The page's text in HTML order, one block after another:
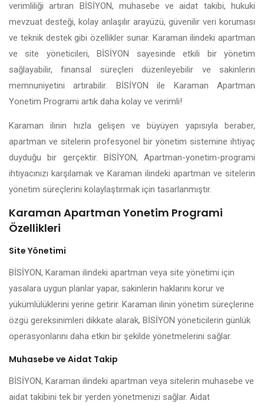
verimliliği artıran BİSİYON, muhasebe ve aidat takibi, hukuki
mevzuat desteği, kolay anlaşılır arayüzü, güvenilir veri koruması
ve teknik destek gibi özellikler sunar. Karaman ilindeki apartman
ve site yöneticileri, BİSİYON sayesinde etkili bir yönetim
sağlayabilir, finansal süreçleri düzenleyebilir ve sakinlerin
memnuniyetini artırabilir. BİSİYON ile Karaman Apartman
Yonetim Programi artık daha kolay ve verimli!
Karaman ilinin hızla gelişen ve büyüyen yapısıyla beraber,
apartman ve sitelerin profesyonel bir yönetim sistemine ihtiyaç
duyduğu bir gerçektir. BİSİYON, Apartman-yonetim-programi
ihtiyacınızı karşılamak ve Karaman ilindeki apartman ve sitelerin
yönetim süreçlerini kolaylaştırmak için tasarlanmıştır.
Karaman Apartman Yonetim Programi
Özellikleri
Site Yönetimi
BİSİYON, Karaman ilindeki apartman veya site yönetimi için
yasalara uygun planlar yapar, sakinlerin haklarını korur ve
yükümlülüklerini yerine getirir. Karaman ilinin yönetim süreçlerine
özgü gereksinimleri dikkate alarak, BİSİYON yöneticilerin günlük
operasyonlarını daha etkin bir şekilde yönetmelerini sağlar.
Muhasebe ve Aidat Takip
BİSİYON, Karaman ilindeki apartman veya sitelerin muhasebe ve
aidat takibini tek bir yerden yönetmenizi sağlar. Aidat